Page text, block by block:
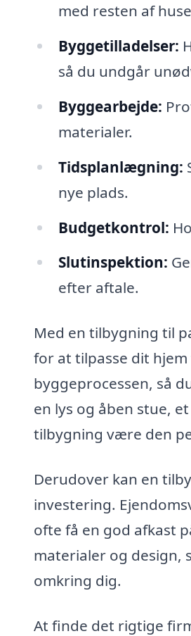
med resten af
Byggetilladelser:
så du undgår
Byggearbejde:
materialer.
Tidsplanlægning:
nye plads.
Budgetkontrol:
Slutinspektion:
efter aftale.
Med en tilbygning til
for at tilpasse dit
byggeprocessen, så
en lys og åben stue,
tilbygning være den
Derudover kan en
investering.
ofte få en god afkast
materialer og design,
omkring dig.
At finde det rigtige